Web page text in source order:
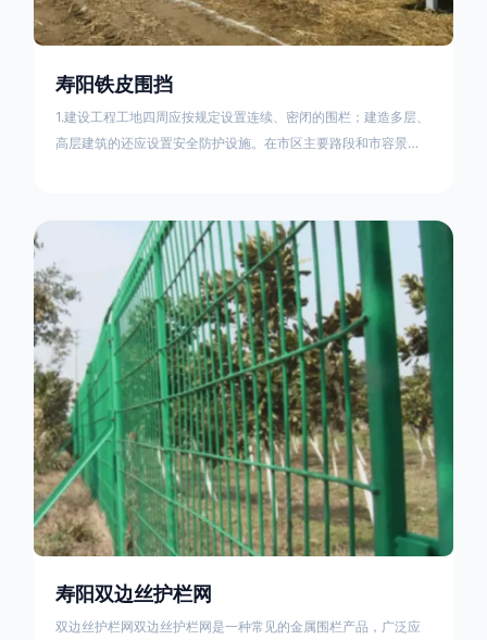
寿阳铁皮围挡
1.建设工程工地四周应按规定设置连续、密闭的围栏；建造多层、
高层建筑的还应设置安全防护设施。在市区主要路段和市容景观
料应保证围栏稳固、整洁、美观。市政工程项目工地，可按工程
进度分段设置围栏或按规定使用统一的连续性护栏设施。施工单
位不得在工地围栏外堆放建筑材料、垃圾和工程渣土。在
寿阳双边丝护栏网
双边丝护栏网双边丝护栏网是一种常见的金属围栏产品，广泛应